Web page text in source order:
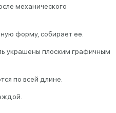
механического
форму, собирает ее.
украшены плоским графичным
по всей длине.